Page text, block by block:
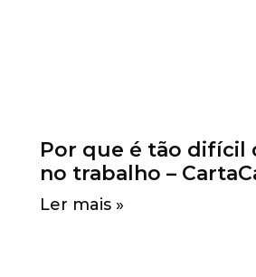
Por que é tão difícil
no trabalho –
Ler mais »